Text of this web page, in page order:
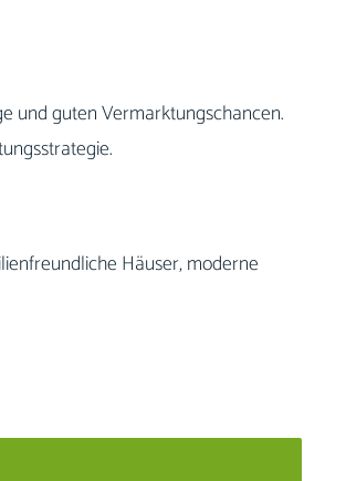
und guten Vermarktungschancen.
Häuser, moderne